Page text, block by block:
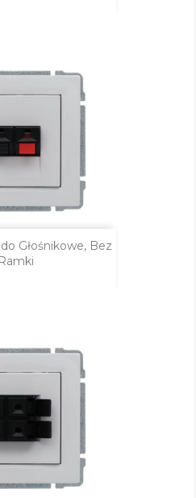
Głośnikowe, Bez
Ramki